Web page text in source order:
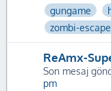
gungame
zombi-escape
ReAmx-
Son mesaj
pm